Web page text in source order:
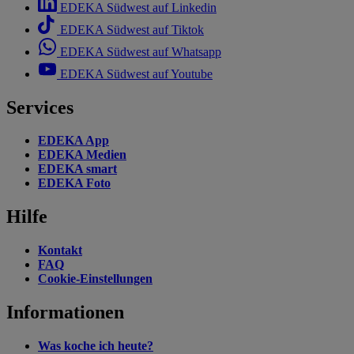
EDEKA Südwest auf Linkedin
EDEKA Südwest auf Tiktok
EDEKA Südwest auf Whatsapp
EDEKA Südwest auf Youtube
Services
EDEKA App
EDEKA Medien
EDEKA smart
EDEKA Foto
Hilfe
Kontakt
FAQ
Cookie-Einstellungen
Informationen
Was koche ich heute?